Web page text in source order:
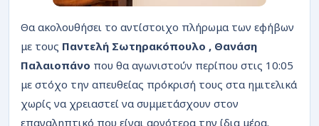
Θα ακολουθήσει το αντίστοιχο πλήρωμα των εφήβων
με τους Παντελή Σωτηρακόπουλο , Θανάση
Παλαιοπάνο που θα αγωνιστούν περίπου στις 10:05
με στόχο την απευθείας πρόκρισή τους στα ημιτελικά
χωρίς να χρειαστεί να συμμετάσχουν στον
επαναληπτικό που είναι αργότερα την ίδια μέρα.